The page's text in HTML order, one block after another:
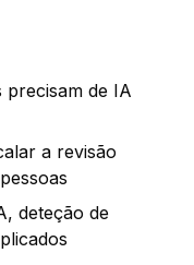
precisam de IA
a revisão
deteção de